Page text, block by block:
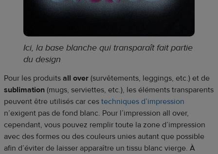
Ici, la base blanche qui transparaît fait partie
du design
Pour les produits all over (survêtements, leggings, etc.) et de
sublimation (mugs, serviettes, etc.), les éléments transparents
peuvent être utilisés car ces techniques d’impression
n’exigent pas de fond blanc. Pour l’impression all over,
cependant, vous pouvez remplir toute la zone d’impression
avec des formes ou des couleurs unies autant que possible
afin d’éviter de laisser apparaître un tissu blanc vierge. À